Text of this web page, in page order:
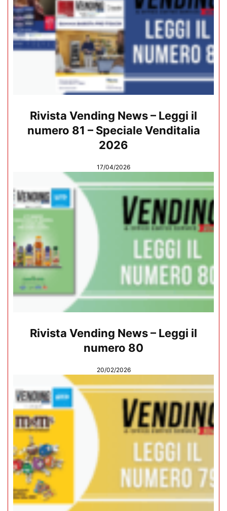
Rivista Vending News – Leggi il
numero 81 – Speciale Venditalia
2026
17/04/2026
Rivista Vending News – Leggi il
numero 80
20/02/2026